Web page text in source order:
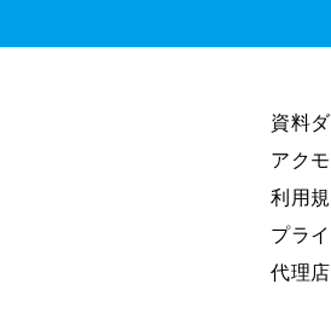
資料
アク
利用
プラ
代理